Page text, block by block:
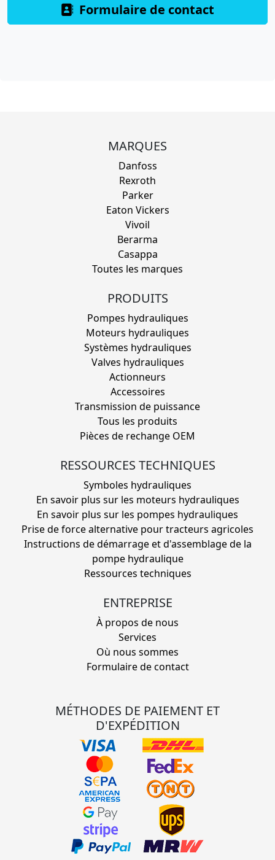
Formulaire de contact
MARQUES
Danfoss
Rexroth
Parker
Eaton Vickers
Vivoil
Berarma
Casappa
Toutes les marques
PRODUITS
Pompes hydrauliques
Moteurs hydrauliques
Systèmes hydrauliques
Valves hydrauliques
Actionneurs
Accessoires
Transmission de puissance
Tous les produits
Pièces de rechange OEM
RESSOURCES TECHNIQUES
Symboles hydrauliques
En savoir plus sur les moteurs hydrauliques
En savoir plus sur les pompes hydrauliques
Prise de force alternative pour tracteurs agricoles
Instructions de démarrage et d'assemblage de la
pompe hydraulique
Ressources techniques
ENTREPRISE
À propos de nous
Services
Où nous sommes
Formulaire de contact
MÉTHODES DE PAIEMENT ET
D'EXPÉDITION